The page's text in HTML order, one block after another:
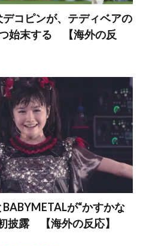
コピンが、テディベアの
始末する 【海外の反
が“かすかな
披露 【海外の反応】